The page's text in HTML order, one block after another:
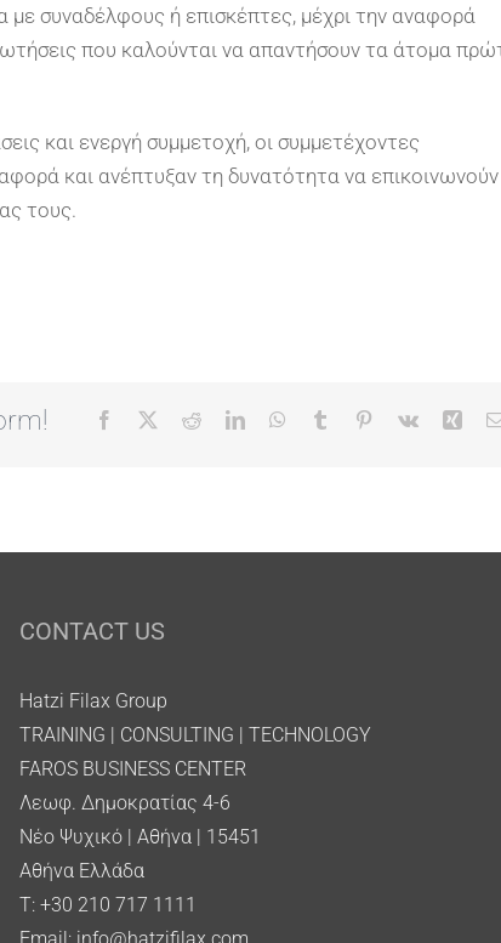
με συναδέλφους ή επισκέπτες, μέχρι την αναφορά
που καλούνται να απαντήσουν τα άτομα
και ενεργή συμμετοχή, οι συμμετέχοντες
και ανέπτυξαν τη δυνατότητα να
τους.
Facebook RedditLinkedInWhatsApp
Tumblr Pinterest
Vk Xing
CONTACT US
Hatzi Filax Group
TRAINING | CONSULTING | TECHNOLOGY
FAROS BUSINESS CENTER
Λεωφ. Δημοκρατίας 4-6
Νέο Ψυχικό | Αθήνα | 15451
Αθήνα Ελλάδα
T: +30 210 717 1111